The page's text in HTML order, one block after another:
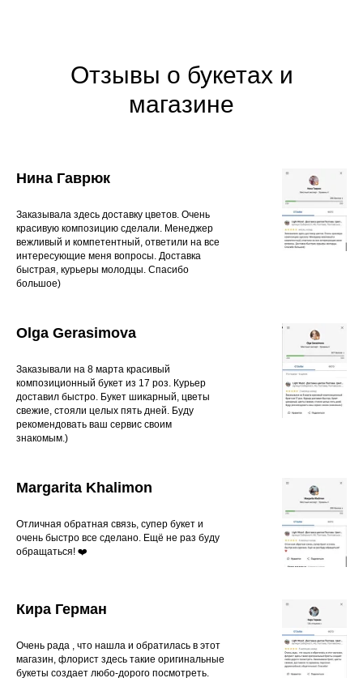
Отзывы о букетах и
магазине
Нина Гаврюк
Заказывала здесь доставку цветов. Очень
красивую композицию сделали. Менеджер
вежливый и компетентный, ответили на все
интересующие меня вопросы. Доставка
быстрая, курьеры молодцы. Спасибо
большое)
Olga Gerasimova
Заказывали на 8 марта красивый
композиционный букет из 17 роз. Курьер
доставил быстро. Букет шикарный, цветы
свежие, стояли целых пять дней. Буду
рекомендовать ваш сервис своим
знакомым.)
Margarita Khalimon
Отличная обратная связь, супер букет и
очень быстро все сделано. Ещё не раз буду
обращаться! ❤️
Кира Герман
Очень рада , что нашла и обратилась в этот
магазин, флорист здесь такие оригинальные
букеты создает любо-дорого посмотреть.